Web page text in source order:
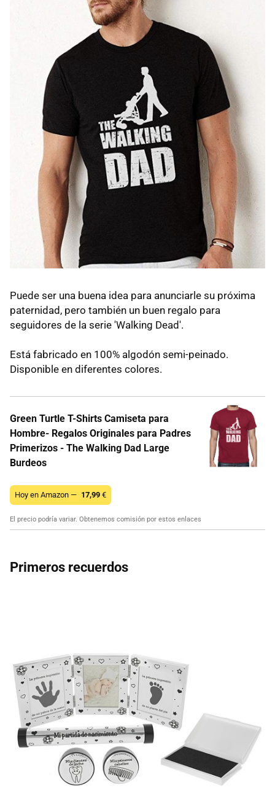
Puede ser una buena idea para anunciarle su próxima
paternidad, pero también un buen regalo para
seguidores de la serie 'Walking Dead'.
Está fabricado en 100% algodón semi-peinado.
Disponible en diferentes colores.
Green Turtle T-Shirts Camiseta para
Hombre- Regalos Originales para Padres
Primerizos - The Walking Dad Large
Burdeos
Hoy en Amazon — 17,99 €
El precio podría variar. Obtenemos comisión por estos enlaces
Primeros recuerdos